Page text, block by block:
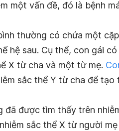
một vấn đề, đó là bệnh
thường có chứa một
hệ sau. Cụ thể, con gái
X từ cha và một từ mẹ.
sắc thể Y từ cha để tạo
đã được tìm thấy trên
sắc thể X từ người